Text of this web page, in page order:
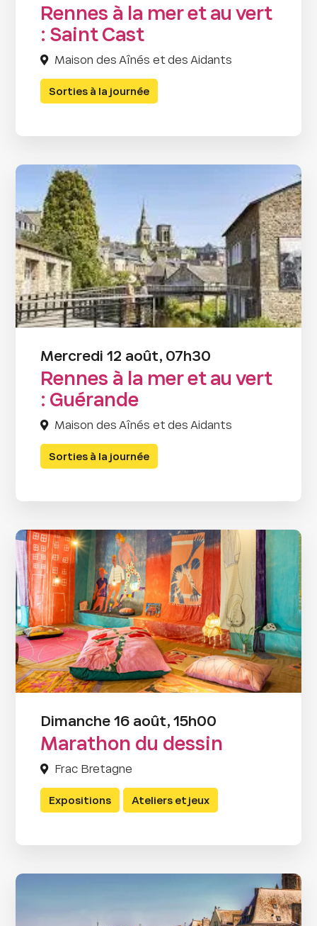
Rennes à la mer et au vert
: Saint Cast
Maison des Aînés et des Aidants
Sorties à la journée
Mercredi 12 août, 07h30
Rennes à la mer et au vert
: Guérande
Maison des Aînés et des Aidants
Sorties à la journée
Dimanche 16 août, 15h00
Marathon du dessin
Frac Bretagne
Expositions Ateliers et jeux